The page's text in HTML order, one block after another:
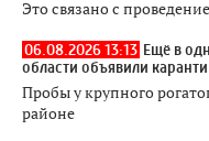
Это связано с
06.08.2026 13:13 Ещё в
области объявили
Пробы у крупного
районе